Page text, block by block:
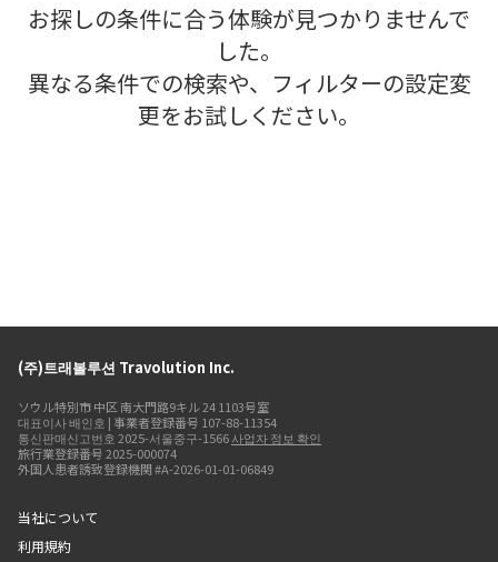
お探しの条件に合う体験が見つかりませんで
した。
異なる条件での検索や、フィルターの設定変
更をお試しください。
(주)트래볼루션 Travolution Inc.
ソウル特別市 中区 南大門路9キル 24 1103号室
대표이사 배인호 | 事業者登録番号 107-88-11354
통신판매신고번호 2025-서울중구-1566사업자 정보 확인
旅行業登録番号 2025-000074
外国人患者誘致登録機関 #A-2026-01-01-06849
当社について
利用規約